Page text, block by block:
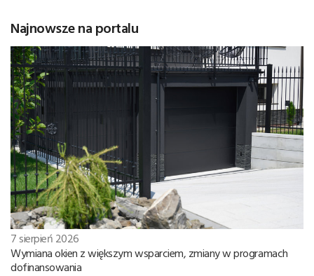
Najnowsze na portalu
7 sierpień 2026
Wymiana okien z większym wsparciem, zmiany w programach
dofinansowania